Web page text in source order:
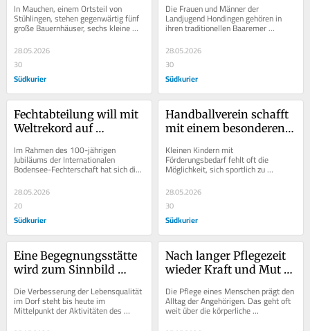
und Alt
In Mauchen, einem Ortsteil von
Stühlingen, stehen gegenwärtig fünf
große Bauernhäuser, sechs kleine
Gebäude sowie 15 frühere
Ökonomieteile...
28.05.2026
30
Südkurier
Brauchtum auf der Baar
Die Frauen und Männer der
Landjugend Hondingen gehören in
ihren traditionellen Baaremer
Dorfbild. Sie sind auch...
28.05.2026
30
Südkurier
Fechtabteilung will mit
Weltrekord auf
Im Rahmen des 100-jährigen
Jubiläums der Internationalen
Bodensee-Fechterschaft hat sich die
Rahmen der...
28.05.2026
20
Südkurier
Handballverein schafft
mit einem besonderen
gelebte Inklusion
Kleinen Kindern mit
Förderungsbedarf fehlt oft die
Möglichkeit, sich sportlich zu
bewegen. Dabei ist es gerade für sie
wichtig, in der Gruppe...
28.05.2026
30
Südkurier
Eine Begegnungsstätte
wird zum Sinnbild
Engagements
Die Verbesserung der Lebensqualität
im Dorf steht bis heute im
Mittelpunkt der Aktivitäten des
Bürgervereins Linde in Tengen-
Nach langer Pflegezeit
wieder Kraft und Mut
Die Pflege eines Menschen prägt den
Alltag der Angehörigen. Das geht oft
weit über die körperliche
Anstrengung hinaus. Sie fordert die